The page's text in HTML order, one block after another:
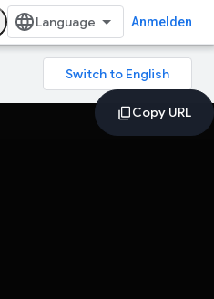
Anmelden